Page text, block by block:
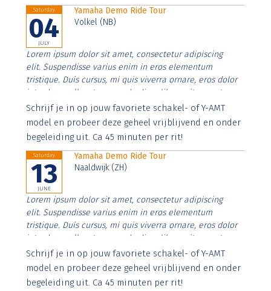
Saturday
04
JULY
Yamaha Demo Ride Tour
Volkel (NB)
Lorem ipsum dolor sit amet, consectetur adipiscing
elit. Suspendisse varius enim in eros elementum
tristique. Duis cursus, mi quis viverra ornare, eros dolor
interdum nulla, ut commodo diam libero vitae erat.
Aenean faucibus nibh et justo cursus id rutrum lorem
imperdiet. Nunc ut sem vitae risus tristique posuere.
Schrijf je in op jouw favoriete schakel- of Y-AMT
model en probeer deze geheel vrijblijvend en onder
begeleiding uit. Ca 45 minuten per rit!
Saturday
13
JUNE
Yamaha Demo Ride Tour
Naaldwijk (ZH)
Lorem ipsum dolor sit amet, consectetur adipiscing
elit. Suspendisse varius enim in eros elementum
tristique. Duis cursus, mi quis viverra ornare, eros dolor
interdum nulla, ut commodo diam libero vitae erat.
Aenean faucibus nibh et justo cursus id rutrum lorem
imperdiet. Nunc ut sem vitae risus tristique posuere.
Schrijf je in op jouw favoriete schakel- of Y-AMT
model en probeer deze geheel vrijblijvend en onder
begeleiding uit. Ca 45 minuten per rit!